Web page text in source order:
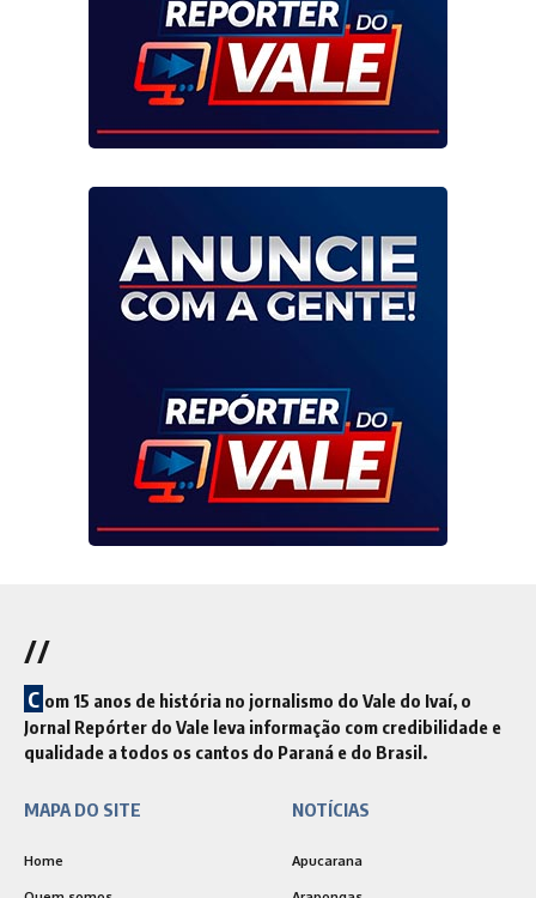
//
C om 15 anos de história no jornalismo do Vale do Ivaí, o
Jornal Repórter do Vale leva informação com credibilidade e
qualidade a todos os cantos do Paraná e do Brasil.
MAPA DO SITE
Home
NOTÍCIAS
Apucarana